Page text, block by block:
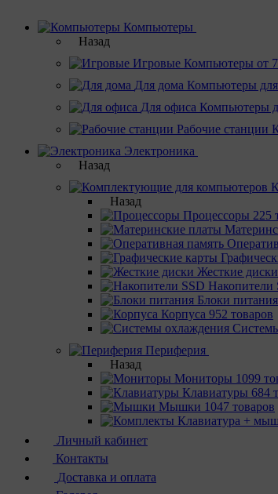
Компьютеры
Назад
Игровые Компьютеры от
Для дома Компьютеры для
Для офиса Компьютеры
Рабочие станции
Электроника
Назад
Назад
Процессоры 225
Жесткие диски
Накопители
Блоки питания
Корпуса 952 товаров
Периферия
Назад
Мониторы 1099
Клавиатуры 684
Мышки 1047 товаров
Личный кабинет
Контакты
Доставка и оплата